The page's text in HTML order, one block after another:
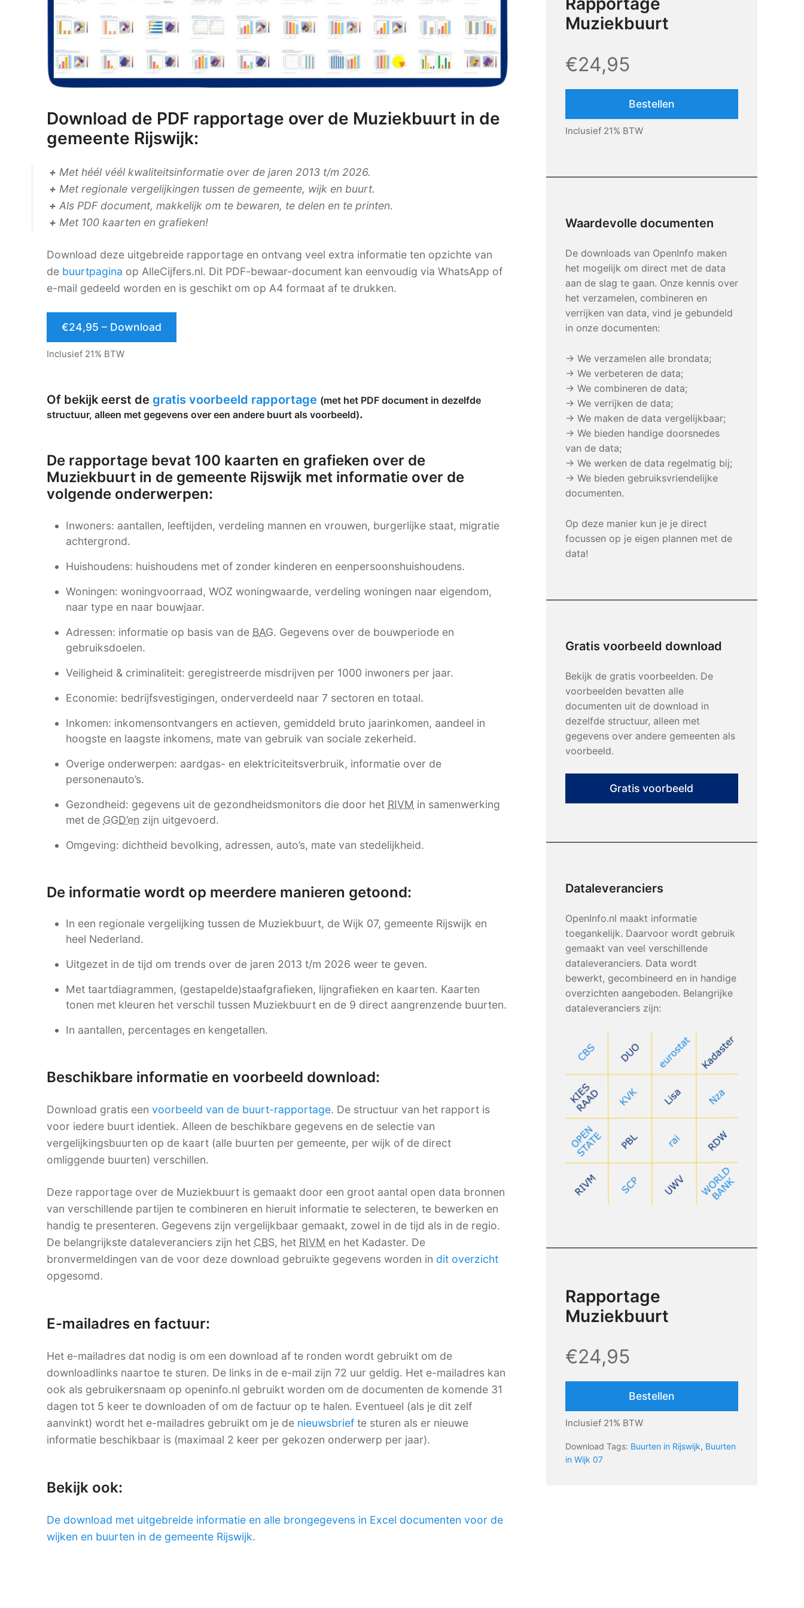
Download de PDF rapportage over de Muziekbuurt in de
gemeente Rijswijk:
+ Met héél véél kwaliteitsinformatie over de jaren 2013 t/m 2026.
+ Met regionale vergelijkingen tussen de gemeente, wijk en buurt.
+ Als PDF document, makkelijk om te bewaren, te delen en te printen.
+ Met 100 kaarten en grafieken!
Download deze uitgebreide rapportage en ontvang veel extra informatie ten opzichte van
de buurtpagina op AlleCijfers.nl. Dit PDF-bewaar-document kan eenvoudig via WhatsApp of
e-mail gedeeld worden en is geschikt om op A4 formaat af te drukken.
€24,95 – Download
Inclusief 21% BTW
Of bekijk eerst de gratis voorbeeld rapportage (met het PDF document in dezelfde
structuur, alleen met gegevens over een andere buurt als voorbeeld).
De rapportage bevat 100 kaarten en grafieken over de
Muziekbuurt in de gemeente Rijswijk met informatie over de
volgende onderwerpen:
Inwoners: aantallen, leeftijden, verdeling mannen en vrouwen, burgerlijke staat, migratie
achtergrond.
Huishoudens: huishoudens met of zonder kinderen en eenpersoonshuishoudens.
Woningen: woningvoorraad, WOZ woningwaarde, verdeling woningen naar eigendom,
naar type en naar bouwjaar.
Adressen: informatie op basis van de BAG. Gegevens over de bouwperiode en
gebruiksdoelen.
Veiligheid & criminaliteit: geregistreerde misdrijven per 1000 inwoners per jaar.
Economie: bedrijfsvestigingen, onderverdeeld naar 7 sectoren en totaal.
Inkomen: inkomensontvangers en actieven, gemiddeld bruto jaarinkomen, aandeel in
hoogste en laagste inkomens, mate van gebruik van sociale zekerheid.
Overige onderwerpen: aardgas- en elektriciteitsverbruik, informatie over de
personenauto’s.
Gezondheid: gegevens uit de gezondheidsmonitors die door het RIVM in samenwerking
met de GGD’en zijn uitgevoerd.
Omgeving: dichtheid bevolking, adressen, auto’s, mate van stedelijkheid.
De informatie wordt op meerdere manieren getoond:
In een regionale vergelijking tussen de Muziekbuurt, de Wijk 07, gemeente Rijswijk en
heel Nederland.
Uitgezet in de tijd om trends over de jaren 2013 t/m 2026 weer te geven.
Met taartdiagrammen, (gestapelde)staafgrafieken, lijngrafieken en kaarten. Kaarten
tonen met kleuren het verschil tussen Muziekbuurt en de 9 direct aangrenzende buurten.
In aantallen, percentages en kengetallen.
Beschikbare informatie en voorbeeld download:
Download gratis een voorbeeld van de buurt-rapportage. De structuur van het rapport is
voor iedere buurt identiek. Alleen de beschikbare gegevens en de selectie van
vergelijkingsbuurten op de kaart (alle buurten per gemeente, per wijk of de direct
omliggende buurten) verschillen.
Deze rapportage over de Muziekbuurt is gemaakt door een groot aantal open data bronnen
van verschillende partijen te combineren en hieruit informatie te selecteren, te bewerken en
handig te presenteren. Gegevens zijn vergelijkbaar gemaakt, zowel in de tijd als in de regio.
De belangrijkste dataleveranciers zijn het CBS, het RIVM en het Kadaster. De
bronvermeldingen van de voor deze download gebruikte gegevens worden in dit overzicht
opgesomd.
E-mailadres en factuur:
Het e-mailadres dat nodig is om een download af te ronden wordt gebruikt om de
downloadlinks naartoe te sturen. De links in de e-mail zijn 72 uur geldig. Het e-mailadres kan
ook als gebruikersnaam op openinfo.nl gebruikt worden om de documenten de komende 31
dagen tot 5 keer te downloaden of om de factuur op te halen. Eventueel (als je dit zelf
aanvinkt) wordt het e-mailadres gebruikt om je de nieuwsbrief te sturen als er nieuwe
informatie beschikbaar is (maximaal 2 keer per gekozen onderwerp per jaar).
Bekijk ook:
De download met uitgebreide informatie en alle brongegevens in Excel documenten voor de
wijken en buurten in de gemeente Rijswijk.
Muziekbuurt
€24,95
Bestellen
Inclusief 21% BTW
Waardevolle documenten
De downloads van OpenInfo maken
het mogelijk om direct met de data
aan de slag te gaan. Onze kennis over
het verzamelen, combineren en
verrijken van data, vind je gebundeld
in onze documenten:
→ We verzamelen alle brondata;
→ We verbeteren de data;
→ We combineren de data;
→ We verrijken de data;
→ We maken de data vergelijkbaar;
→ We bieden handige doorsnedes
van de data;
→ We werken de data regelmatig bij;
→ We bieden gebruiksvriendelijke
documenten.
Op deze manier kun je je direct
focussen op je eigen plannen met de
data!
Gratis voorbeeld download
Bekijk de gratis voorbeelden. De
voorbeelden bevatten alle
documenten uit de download in
dezelfde structuur, alleen met
gegevens over andere gemeenten als
voorbeeld.
Gratis voorbeeld
Dataleveranciers
OpenInfo.nl maakt informatie
toegankelijk. Daarvoor wordt gebruik
gemaakt van veel verschillende
dataleveranciers. Data wordt
bewerkt, gecombineerd en in handige
overzichten aangeboden. Belangrijke
dataleveranciers zijn:
Rapportage
Muziekbuurt
€24,95
Bestellen
Inclusief 21% BTW
Download Tags: Buurten in Rijswijk, Buurten
in Wijk 07